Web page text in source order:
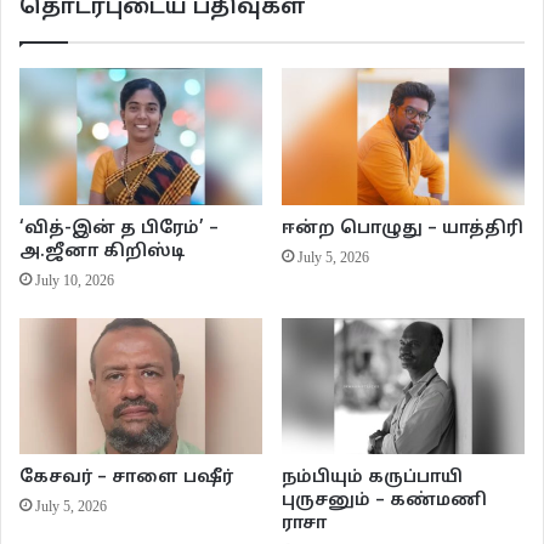
கையைப் போட்டுக்கொண்டு அமர்ந்து கொள்வாள். பெண்களின் வாசமின்றி ஒரே
பையனாக வளர்ந்தவனுக்கு அவளுடைய அருகாமை புதுமையாய் இருக்கும்.
மெத்தென்ற அவள் உடலின் மென்மையும் பரிசுத்த வாசனையும், புதுவித
கிளர்ச்சியை ஏற்படுத்தும். திரைப்படங்களில் இரு பூக்கள் ஒட்டிக்கொள்வதே
காதல் என்றிருந்த நான் அந்த காதல் ஜோடிகளாய் எங்களை நினைத்து
கொள்வேன். அவள் இருக்கையில் ஏற்படும் படபடப்பையும், உற்சாகத்தையும் என்
அம்மாவுக்கு தெரியாமல் மறைப்பதே பெரும்பாடாய் இருக்கும்.
என்னடா பேரு இது, கமல் கார்த்திக் என்று அவள் சிரிக்கையில், ‘கமலை
சேர்த்து வச்சதில் நான் ஊருக்கெல்லாம் பதில் சொல்லிட்டு இருக்கேன்’ என்று
சொன்னதை கேட்டு கழுத்தை சாய்த்து சிரித்தவாறு என் காதை செல்லமாகப்
பிடித்து திருகியது நெஞ்சக கோயிலில் நினைவே சுகந்தமாய் பதிந்து விட்டது.
இப்போதும் நினைக்கையிலும் காதுமடல்கள் குறுகுறுக்கின்றன.
சர்வர் காபியை வைத்து விட்டு, ‘வேறேதும் வேணுமா?’ என்று கேட்டுச்
செல்கிறான். அவனிடம் இழந்த காலத்தை மீட்டுக் கொடு என்று எப்படி கேட்பது.?
தொடர்புடைய பதிவுகள்
‘வித்-இன் த பிரேம்’ –
அ.ஜீனா கிறிஸ்டி
July 10, 2026
ஈன்ற பொழுது – யாத்திரி
July 5, 2026
கேசவர் – சாளை பஷீர்
July 5, 2026
நம்பியும் கருப்பாயி
புருசனும் – கண்மணி
ராசா